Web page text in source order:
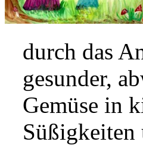
durch das
gesunder,
Gemüse in